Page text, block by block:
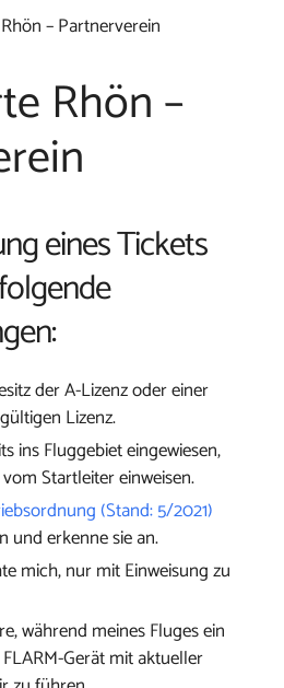
– Partnerverein
Rhön –
eines Tickets
der A-Lizenz oder einer
Lizenz.
ins Fluggebiet eingewiesen,
Startleiter einweisen.
(Stand: 5/2021)
und erkenne sie an.
mich, nur mit Einweisung zu
während meines Fluges ein
Gerät mit aktueller